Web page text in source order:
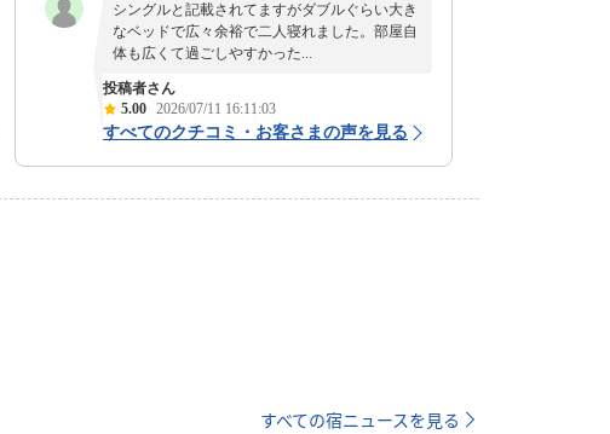
シングルと記載されてますがダブルぐらい大き
なベッドで広々余裕で二人寝れました。部屋自
体も広くて過ごしやすかった...
投稿者さん
5.00 2026/07/11 16:11:03
すべてのクチコミ・お客さまの声を見る
すべての宿ニュースを見る